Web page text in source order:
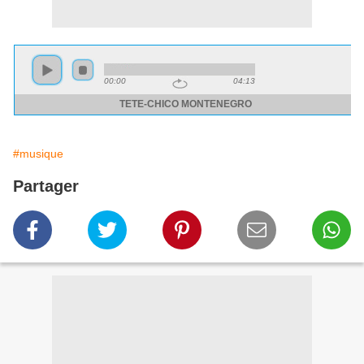
#musique
Partager